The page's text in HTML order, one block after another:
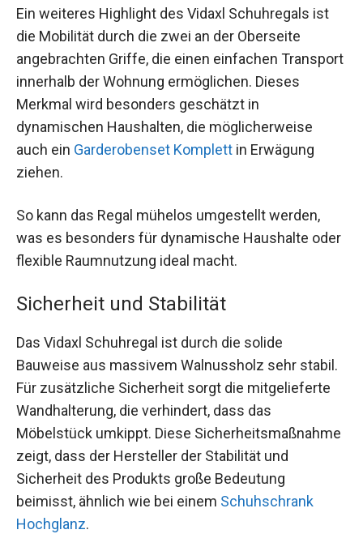
Ein weiteres Highlight des Vidaxl Schuhregals ist
die Mobilität durch die zwei an der Oberseite
angebrachten Griffe, die einen einfachen Transport
innerhalb der Wohnung ermöglichen. Dieses
Merkmal wird besonders geschätzt in
dynamischen Haushalten, die möglicherweise
auch ein Garderobenset Komplett in Erwägung
ziehen.
So kann das Regal mühelos umgestellt werden,
was es besonders für dynamische Haushalte oder
flexible Raumnutzung ideal macht.
Sicherheit und Stabilität
Das Vidaxl Schuhregal ist durch die solide
Bauweise aus massivem Walnussholz sehr stabil.
Für zusätzliche Sicherheit sorgt die mitgelieferte
Wandhalterung, die verhindert, dass das
Möbelstück umkippt. Diese Sicherheitsmaßnahme
zeigt, dass der Hersteller der Stabilität und
Sicherheit des Produkts große Bedeutung
beimisst, ähnlich wie bei einem Schuhschrank
Hochglanz.